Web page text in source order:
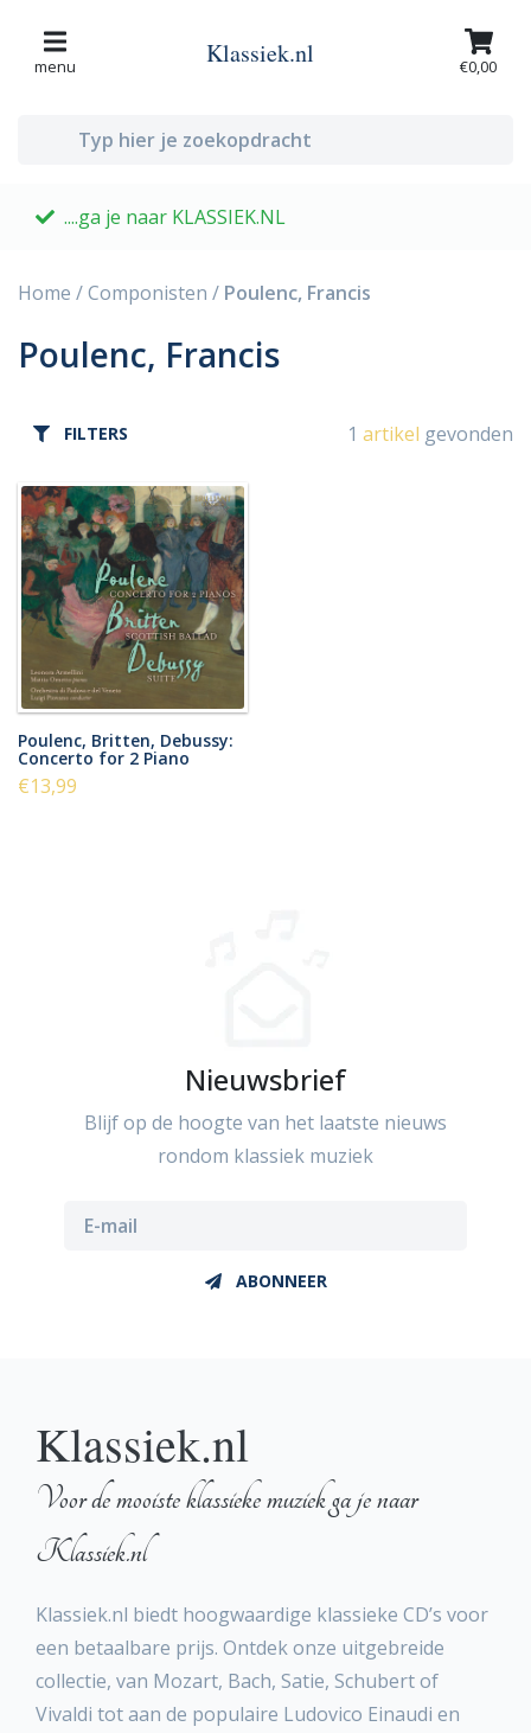
menu Klassiek.nl €0,00
....ga je naar KLASSIEK.NL
Home /Componisten / Poulenc, Francis
Poulenc, Francis
FILTERS 1 artikel gevonden
Poulenc, Britten, Debussy:
Concerto for 2 Piano
€13,99
Nieuwsbrief
Blijf op de hoogte van het laatste nieuws
rondom klassiek muziek
ABONNEER
Klassiek.nl
Voor de mooiste klassieke muziek ga je naar
Klassiek.nl
Klassiek.nl biedt hoogwaardige klassieke CD’s voor
een betaalbare prijs. Ontdek onze uitgebreide
collectie, van Mozart, Bach, Satie, Schubert of
Vivaldi tot aan de populaire Ludovico Einaudi en